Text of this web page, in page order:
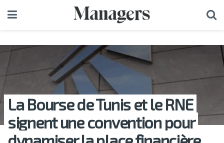
La Bourse de Tunis et le RNE
signent une convention pour